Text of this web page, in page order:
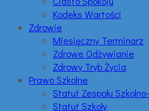
Kodeks Wartości
Zdrowie
Miesięczny Terminarz
Zdrowe Odżywianie
Zdrowy Tryb Życia
Prawo Szkolne
Statut Zespołu
Statut Szkoły